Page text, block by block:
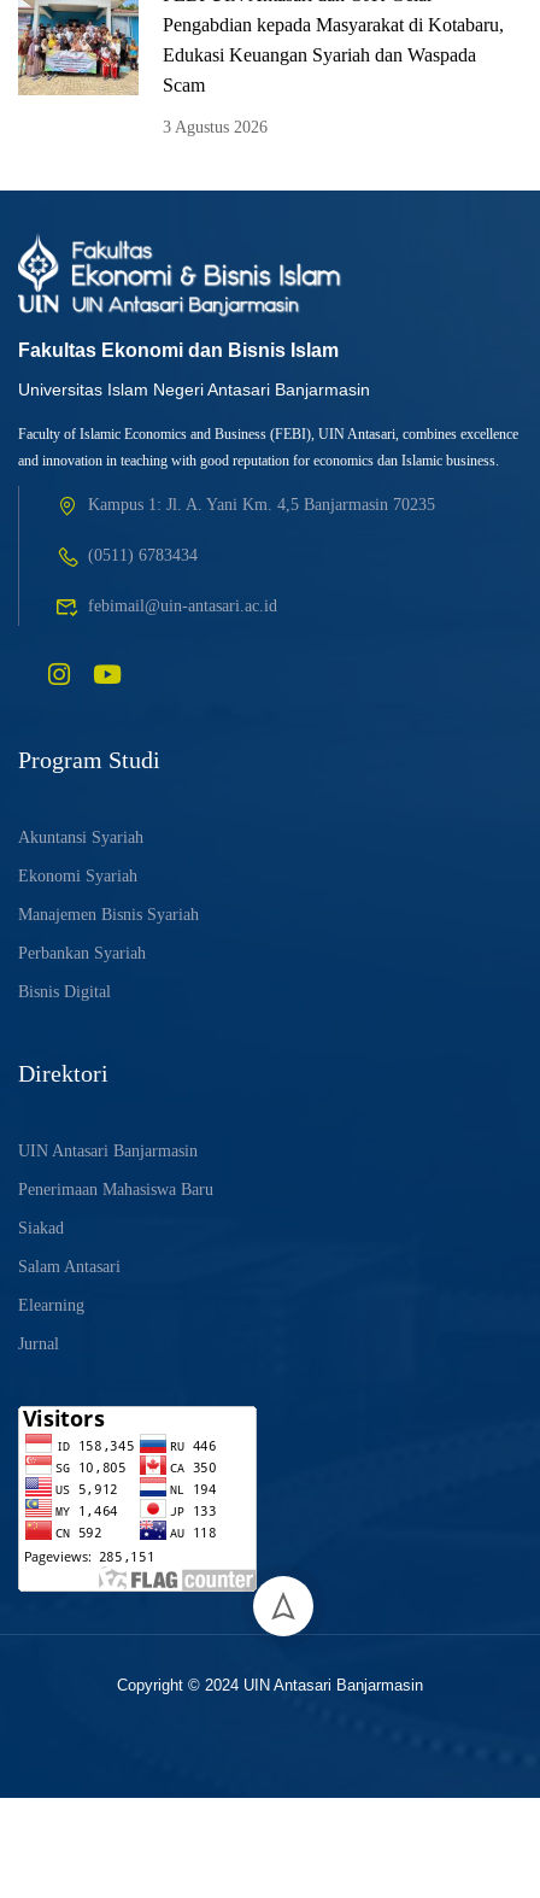
Pengabdian kepada Masyarakat di Kotabaru,
Edukasi Keuangan Syariah dan Waspada
Scam
3 Agustus 2026
Fakultas Ekonomi dan Bisnis Islam
Universitas Islam Negeri Antasari Banjarmasin
Faculty of Islamic Economics and Business (FEBI), UIN Antasari, combines excellence
and innovation in teaching with good reputation for economics dan Islamic business.
Kampus 1: Jl. A. Yani Km. 4,5 Banjarmasin 70235
(0511) 6783434
febimail@uin-antasari.ac.id
Program Studi
Akuntansi Syariah
Ekonomi Syariah
Manajemen Bisnis Syariah
Perbankan Syariah
Bisnis Digital
Direktori
UIN Antasari Banjarmasin
Penerimaan Mahasiswa Baru
Siakad
Salam Antasari
Elearning
Jurnal
Copyright © 2024 UIN Antasari Banjarmasin